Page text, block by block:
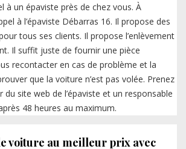
à un épaviste près de chez vous. À
à l’épaviste Débarras 16. Il propose des
tous ses clients. Il propose l’enlèvement
Il suffit juste de fournir une pièce
recontacter en cas de problème et la
que la voiture n’est pas volée. Prenez
du site web de l’épaviste et un responsable
48 heures au maximum.
voiture au meilleur prix avec